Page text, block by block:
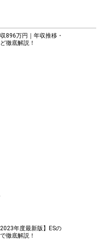
896万円｜年収推移・
徹底解説！
年度最新版】ESの
徹底解説！